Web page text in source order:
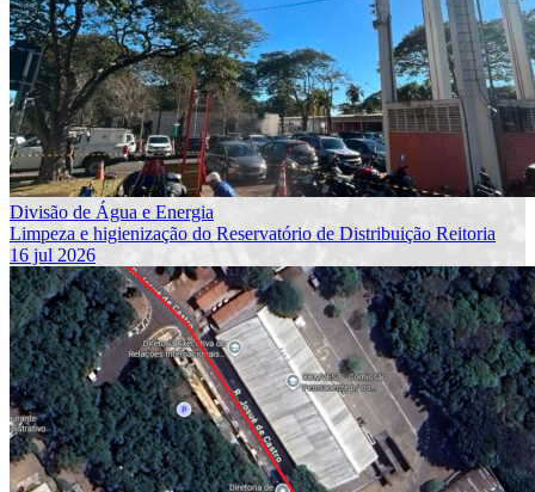
Divisão de Água e Energia
Limpeza e higienização do Reservatório de Distribuição Reitoria
16 jul 2026